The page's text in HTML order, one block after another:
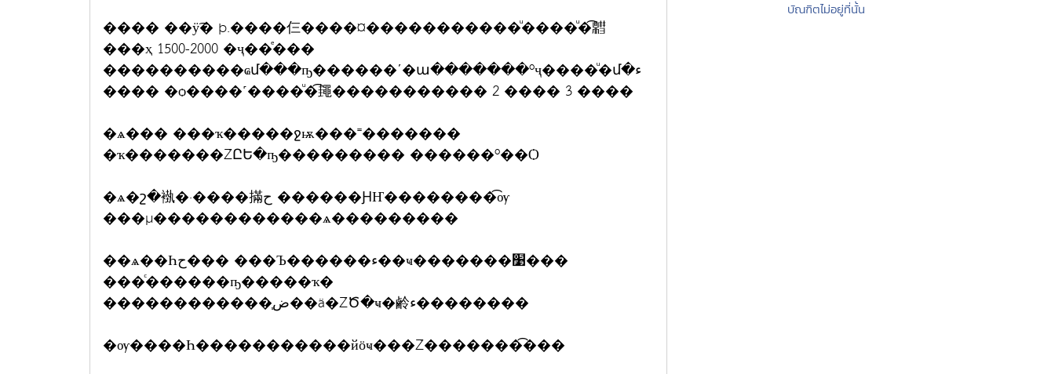
���� ��ÿ͡� þ.����仨����¤�����������ͧ����ͧ�͡䵻
���ҳ 1500-2000 �ҷ��ͤ���
����������ҩմ���ҧ������ʹ�ա�������ºҷ����ͧ�մ�ء
���� �ѻ����˹����ͧ�͡䵷����������� 2 ���� 3 ����
�ѧ��� ���ҡ�����ջѭ���˭�������
�ҡ�������ŹԸԵ�ҧ��������� ������º��Ѻ
�ѧ�շ�褹�·����㨺ح ������ԨҤ��������͡ѹ
���µ������������ѧ���������
��ѧ��Һح��� ���Ъ������ء��ҹ�������׹���
���ͨ������ҧ�����ҡ�
������������ض֧��ä�ŹԾ�ҹ�鹷ء��������
�ѹ����Һ�����������йӧҹ���Ź�������͡���
บัณฑิตไม่อยู่ที่นั้น